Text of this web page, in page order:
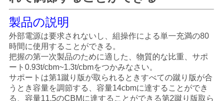
管
理
ニ
ュ
製品の説明
外部電源は要求されないし、組操作による単一充満の80
時間に使用することができる。
把握の第一次製品のために適した、物質的な比重、サポ
ート0.93t/cbm~1.3t/cbmをつかみなさい。
サポートは第1蹴り版が取られるときすべての蹴り版が合
うとき容量を調節する、容量14cbmに達することができ
る、容量11.5のCBMに達することができる第2蹴り版取ら